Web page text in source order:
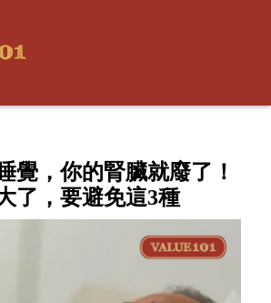
覺，你的腎臟就廢了！
了，要避免這3種